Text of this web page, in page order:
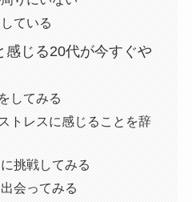
ている
感じる20代が今すぐや
してみる
トレスに感じることを辞
挑戦してみる
会ってみる